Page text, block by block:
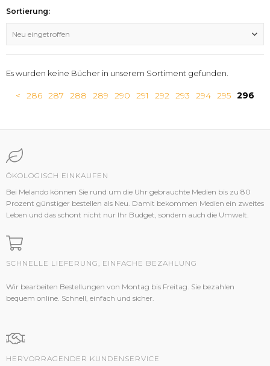
Sortierung:
Neu eingetroffen
Es wurden keine Bücher in unserem Sortiment gefunden.
< 286 287 288 289 290 291 292 293 294 295 296
ÖKOLOGISCH EINKAUFEN
Bei Melando können Sie rund um die Uhr gebrauchte Medien bis zu 80
Prozent günstiger bestellen als Neu. Damit bekommen Medien ein zweites
Leben und das schont nicht nur Ihr Budget, sondern auch die Umwelt.
SCHNELLE LIEFERUNG, EINFACHE BEZAHLUNG
Wir bearbeiten Bestellungen von Montag bis Freitag. Sie bezahlen
bequem online. Schnell, einfach und sicher.
HERVORRAGENDER KUNDENSERVICE